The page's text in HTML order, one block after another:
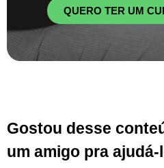
QUERO TER UM
Gostou desse
um amigo pra